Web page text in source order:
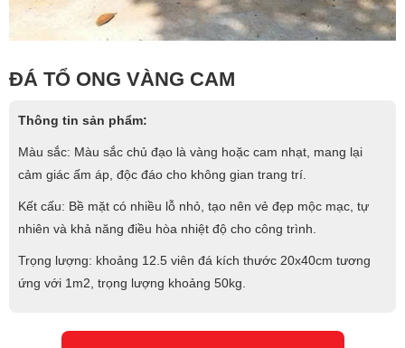
ĐÁ TỔ ONG VÀNG CAM
Thông tin sản phẩm:
Màu sắc: Màu sắc chủ đạo là vàng hoặc cam nhạt, mang lại
cảm giác ấm áp, độc đáo cho không gian trang trí.
Kết cấu: Bề mặt có nhiều lỗ nhỏ, tạo nên vẻ đẹp mộc mạc, tự
nhiên và khả năng điều hòa nhiệt độ cho công trình.
Trọng lượng: khoảng 12.5 viên đá kích thước 20x40cm tương
ứng với 1m2, trọng lượng khoảng 50kg.